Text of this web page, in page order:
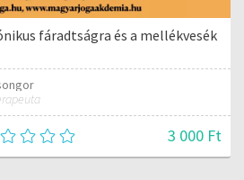
fáradtságra és a mellékvesék
3 000 Ft